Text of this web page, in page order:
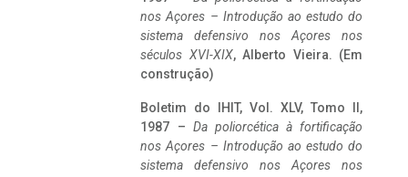
nos Açores – Introdução ao estudo do
sistema defensivo nos Açores nos
séculos XVI-XIX, Alberto Vieira. (Em
construção)
Boletim do IHIT, Vol. XLV, Tomo II,
1987 – Da poliorcética à fortificação
nos Açores – Introdução ao estudo do
sistema defensivo nos Açores nos